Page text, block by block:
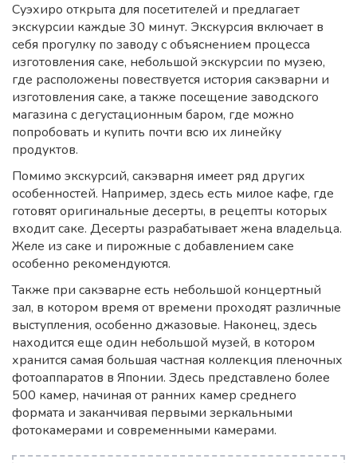
Суэхиро открыта для посетителей и предлагает
экскурсии каждые 30 минут. Экскурсия включает в
себя прогулку по заводу с объяснением процесса
изготовления саке, небольшой экскурсии по музею,
где расположены повествуется история сакэварни и
изготовления саке, а также посещение заводского
магазина с дегустационным баром, где можно
попробовать и купить почти всю их линейку
продуктов.
Помимо экскурсий, сакэварня имеет ряд других
особенностей. Например, здесь есть милое кафе, где
готовят оригинальные десерты, в рецепты которых
входит саке. Десерты разрабатывает жена владельца.
Желе из саке и пирожные с добавлением саке
особенно рекомендуются.
Также при сакэварне есть небольшой концертный
зал, в котором время от времени проходят различные
выступления, особенно джазовые. Наконец, здесь
находится еще один небольшой музей, в котором
хранится самая большая частная коллекция пленочных
фотоаппаратов в Японии. Здесь представлено более
500 камер, начиная от ранних камер среднего
формата и заканчивая первыми зеркальными
фотокамерами и современными камерами.